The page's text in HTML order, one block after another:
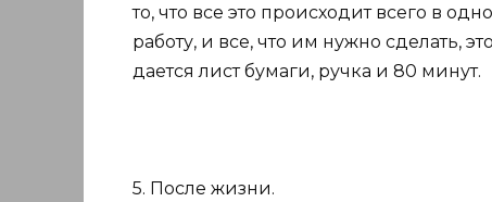
то, что все это происходит всего в
работу, и все, что им нужно сделать,
дается лист бумаги, ручка и 80 минут.
5. После жизни.